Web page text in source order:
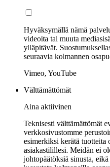
Hyväksymällä nämä
videoita tai muuta
ylläpitävät.
seuraavia kolmannen
Vimeo, YouTube
Välttämättömät
Aina aktiivinen
Teknisesti välttämättömät
verkkosivustomme
esimerkiksi kerätä tuotteita
asiakastilillesi. Meidän ei
johtopäätöksiä sinusta,